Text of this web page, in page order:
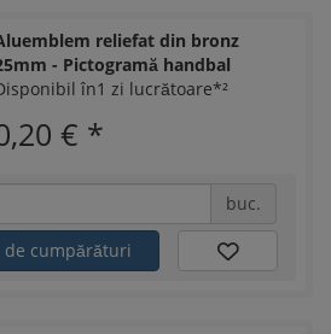
reliefat din bronz
- Pictogramă handbal
în1 zi lucrătoare*²
€ *
buc.
de cumpărături